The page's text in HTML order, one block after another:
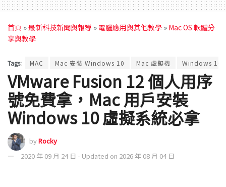
首頁 »最新科技新聞與報導 » 電腦應用與其他教學 » Mac OS 軟體分
享與教學
Tags: MAC Mac 安裝 Windows 10 Mac 虛擬機 Windows 10
VMware Fusion 12 個人用序
號免費拿，Mac 用戶安裝
Windows 10 虛擬系統必拿
byRocky
2020 年 09 月 24 日 - Updated on 2026 年 08 月 04 日